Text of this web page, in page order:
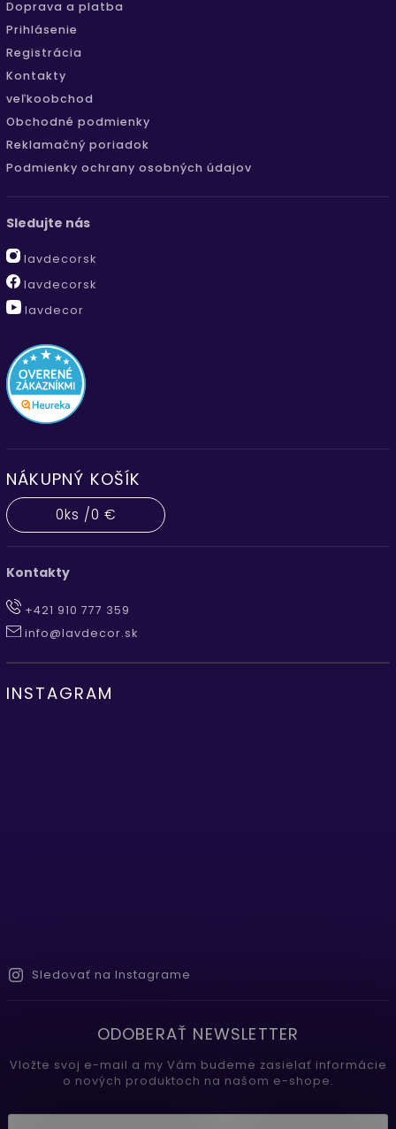
Doprava a platba
Prihlásenie
Registrácia
Kontakty
veľkoobchod
Obchodné podmienky
Reklamačný poriadok
Podmienky ochrany osobných údajov
Sledujte nás
lavdecorsk
lavdecorsk
lavdecor
NÁKUPNÝ KOŠÍK
0ks /0 €
Kontakty
+421 910 777 359
info@lavdecor.sk
INSTAGRAM
Sledovať na Instagrame
ODOBERAŤ NEWSLETTER
Vložte svoj e-mail a my Vám budeme zasielať informácie
o nových produktoch na našom e-shope.